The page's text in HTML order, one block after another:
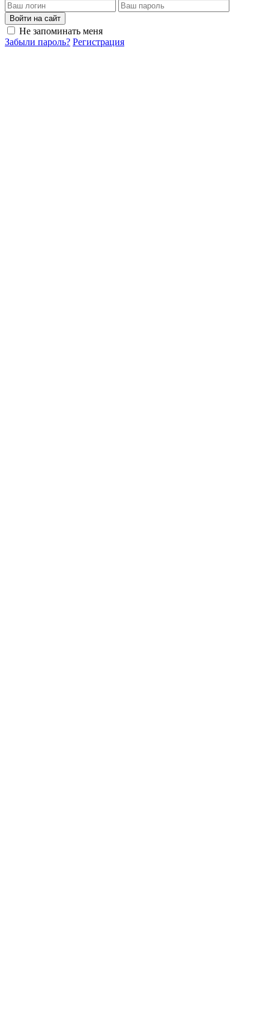
Войти на сайт
Не запоминать меня
Забыли пароль? Регистрация